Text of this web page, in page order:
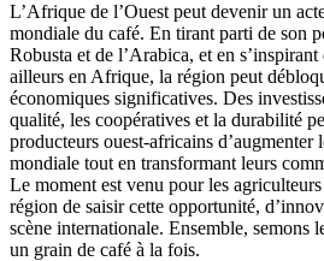
L’Afrique de l’Ouest peut devenir un
mondiale du café. En tirant parti de son
Robusta et de l’Arabica, et en
ailleurs en Afrique, la région peut
économiques significatives. Des
qualité, les coopératives et la durabilité
producteurs ouest-africains d’augmenter
mondiale tout en transformant leurs
Le moment est venu pour les
région de saisir cette opportunité,
scène internationale. Ensemble, semons
un grain de café à la fois.